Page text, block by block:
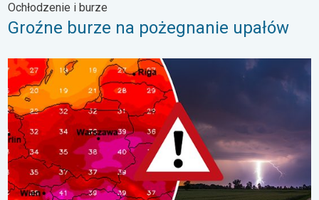
Ochłodzenie i burze
Groźne burze na pożegnanie upałów
Silny upał i burzowe chmury. Niebezpieczna pogoda. . .